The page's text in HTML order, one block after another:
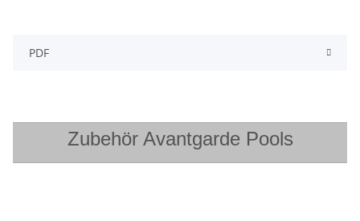
PDF
Zubehör Avantgarde Pools